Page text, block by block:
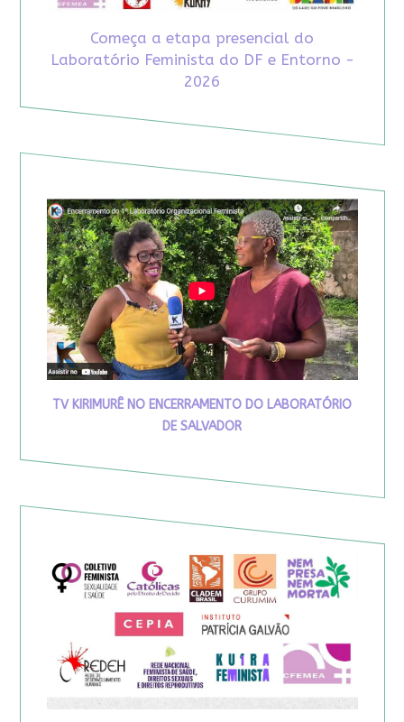
Começa a etapa presencial do
Laboratório Feminista do DF e Entorno -
2026
TV KIRIMURÊ NO ENCERRAMENTO DO LABORATÓRIO
DE SALVADOR